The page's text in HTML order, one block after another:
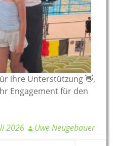
ihre Unterstützung 👋,
Engagement für den
2026 Uwe Neugebauer